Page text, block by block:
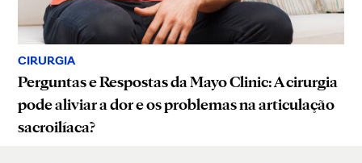
CIRURGIA
Perguntas e Respostas da Mayo Clinic: A cirurgia
pode aliviar a dor e os problemas na articulação
sacroilíaca?